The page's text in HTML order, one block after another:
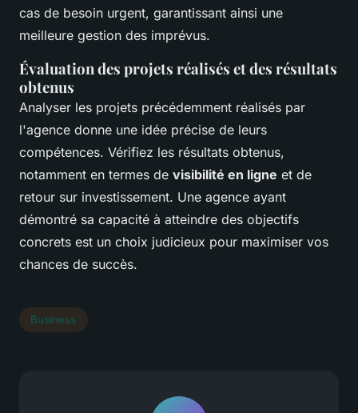
cas de besoin urgent, garantissant ainsi une
meilleure gestion des imprévus.
Évaluation des projets réalisés et des résultats
obtenus
Analyser les projets précédemment réalisés par
l'agence donne une idée précise de leurs
compétences. Vérifiez les résultats obtenus,
notamment en termes de visibilité en ligne et de
retour sur investissement. Une agence ayant
démontré sa capacité à atteindre des objectifs
concrets est un choix judicieux pour maximiser vos
chances de succès.
Business